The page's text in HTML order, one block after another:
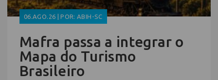
06.AGO.26 | POR: ABIH-SC
Mafra passa a integrar o
Mapa do Turismo
Brasileiro